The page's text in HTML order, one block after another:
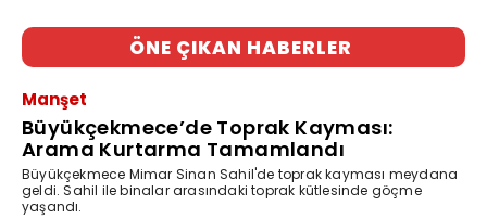
ÖNE ÇIKAN HABERLER
Manşet
Büyükçekmece’de Toprak Kayması:
Arama Kurtarma Tamamlandı
Büyükçekmece Mimar Sinan Sahil'de toprak kayması meydana
geldi. Sahil ile binalar arasındaki toprak kütlesinde göçme
yaşandı.